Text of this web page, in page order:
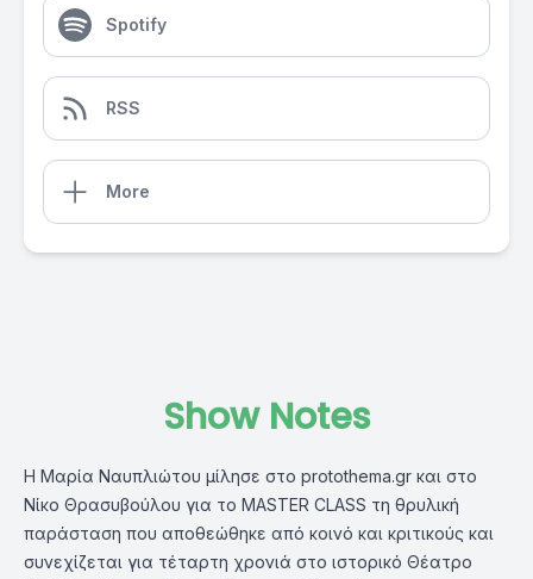
Spotify
RSS
More
Show Notes
Η Μαρία Ναυπλιώτου μίλησε στο protothema.gr και στο
Νίκο Θρασυβούλου για το MASTER CLASS τη θρυλική
παράσταση που αποθεώθηκε από κοινό και κριτικούς και
συνεχίζεται για τέταρτη χρονιά στο ιστορικό Θέατρο